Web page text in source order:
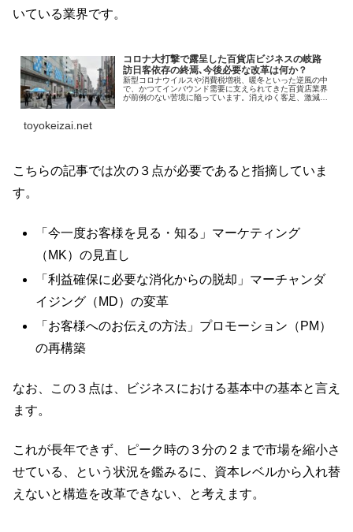
いている業界です。
コロナ大打撃で露呈した百貨店ビジネスの岐路
訪日客依存の終焉､今後必要な改革は何か？
新型コロナウイルスや消費税増税、暖冬といった逆風の中
で、かつてインバウンド需要に支えられてきた百貨店業界
が前例のない苦境に陥っています。消えゆく客足、激減す
toyokeizai.net
こちらの記事では次の３点が必要であると指摘していま
す。
「今一度お客様を見る・知る」マーケティング
（MK）の見直し
「利益確保に必要な消化からの脱却」マーチャンダ
イジング（MD）の変革
「お客様へのお伝えの方法」プロモーション（PM）
の再構築
なお、この３点は、ビジネスにおける基本中の基本と言え
ます。
これが長年できず、ピーク時の３分の２まで市場を縮小さ
せている、という状況を鑑みるに、資本レベルから入れ替
えないと構造を改革できない、と考えます。